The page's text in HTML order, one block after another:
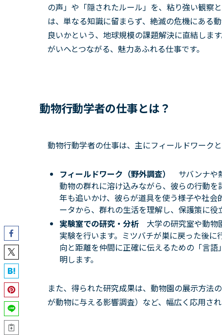
の声」や「隠されたルール」を、粘り強い観察
は、単なる知識に留まらず、絶滅の危機にある
良いかという、地球規模の課題解決に直結しま
がいへとつながる、魅力あふれる仕事です。
動物行動学者の仕事とは？
動物行動学者の仕事は、主にフィールドワーク
フィールドワーク（野外調査） サバンナや
動物の群れに溶け込みながら、彼らの行動を
年も追いかけ、彼らが道具を使う様子や社
ータから、群れの生活を理解し、保護策に役
実験室での研究・分析 大学の研究室や動物
実験を行います。 ミツバチが巣に戻った後に
向と距離を仲間に正確に伝えるための「言
明します。
また、得られた研究成果は、動物園の展示方法
が動物に与える影響調査）など、幅広く応用され